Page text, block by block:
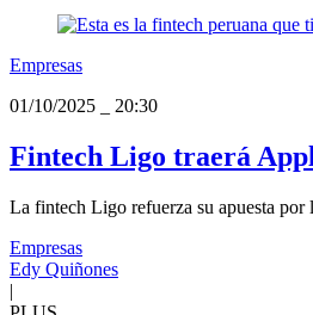
Empresas
01/10/2025
20:30
Fintech Ligo traerá
La fintech Ligo refuerza su apuesta por
Empresas
Edy Quiñones
|